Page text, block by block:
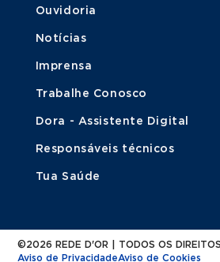
Ouvidoria
Notícias
Imprensa
Trabalhe Conosco
Dora - Assistente Digital
Responsáveis técnicos
Tua Saúde
©2026 REDE D'OR | TODOS OS DIREITOS
Aviso de PrivacidadeAviso de Cookies